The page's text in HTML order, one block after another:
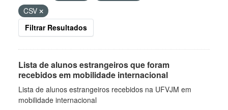
CSV
Filtrar Resultados
Lista de alunos estrangeiros que foram
recebidos em mobilidade internacional
Lista de alunos estrangeiros recebidos na UFVJM em
mobilidade internacional